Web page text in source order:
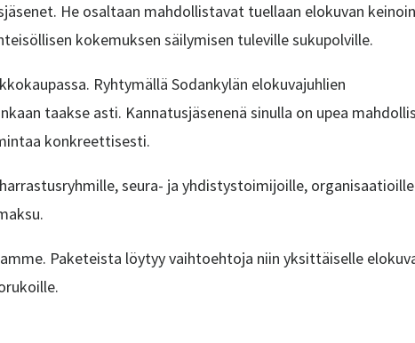
He osaltaan mahdollistavat tuellaan elokuvan keinoin
kokemuksen säilymisen tuleville sukupolville.
Ryhtymällä Sodankylän elokuvajuhlien
taakse asti. Kannatusjäsenenä sinulla on upea
konkreettisesti.
seura- ja yhdistystoimijoille,
Paketeista löytyy vaihtoehtoja niin yksittäiselle